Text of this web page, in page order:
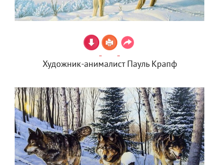
Художник-анималист Пауль Крапф